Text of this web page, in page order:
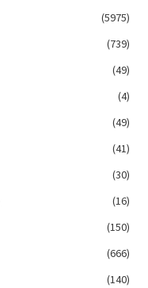
(5975)
(739)
(49)
(4)
(49)
(41)
(30)
(16)
(150)
(666)
(140)